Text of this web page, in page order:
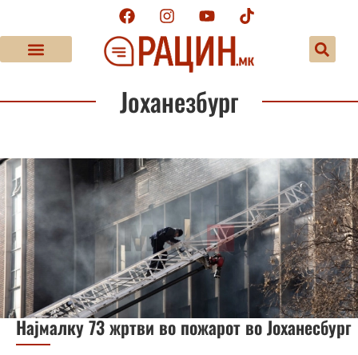
Јоханезбург
Најмалку 73 жртви во пожарот во Јоханесбург